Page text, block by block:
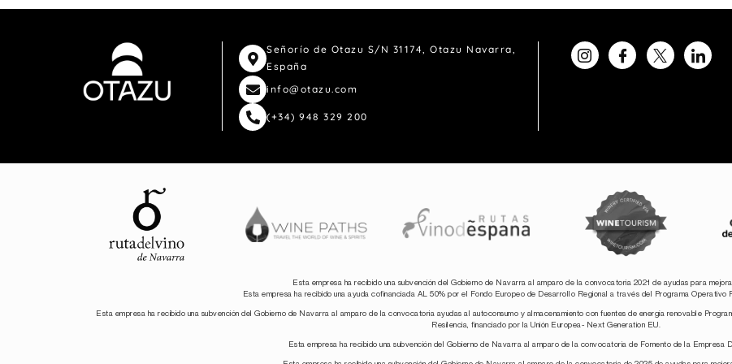
Señorío de Otazu S/N 31174, Otazu Navarra,
España
info@otazu.com
(+34) 948 329 200
Esta empresa ha recibido una subvención del Gobierno de Navarra al amparo de la convocatoria 2021 de ayudas para
Esta empresa ha recibido una ayuda cofinanciada AL 50% por el Fondo Europeo de Desarrollo Regional a través del Programa
Esta empresa ha recibido una subvención del Gobierno de Navarra al amparo de la convocatoria ayudas al autoconsumo y almacenamiento con fuentes de energía renovable
Resilencia, financiado por la Unión Europea- Next Generation EU.
Esta empresa ha recibido una subvención del Gobierno de Navarra al amparo de la convocatoria de Fomento de la Empresa